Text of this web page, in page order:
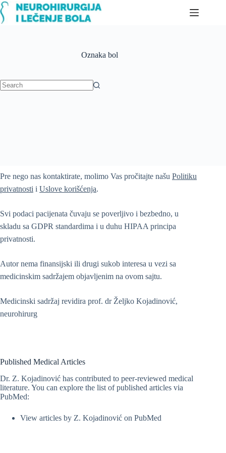
Skip
to
content
Oznaka bol
Pre nego nas kontaktirate, molimo Vas pročitajte našu Politiku
privatnosti i Uslove korišćenja.
Svi podaci pacijenata čuvaju se poverljivo i bezbedno, u
skladu sa GDPR standardima i u duhu HIPAA principa
privatnosti.
Autor nema finansijski ili drugi sukob interesa u vezi sa
medicinskim sadržajem objavljenim na ovom sajtu.
Medicinski sadržaj revidira prof. dr Željko Kojadinović,
neurohirurg
Published Medical Articles
Dr. Z. Kojadinović has contributed to peer-reviewed medical
literature. You can explore the list of published articles via
PubMed:
View articles by Z. Kojadinović on PubMed